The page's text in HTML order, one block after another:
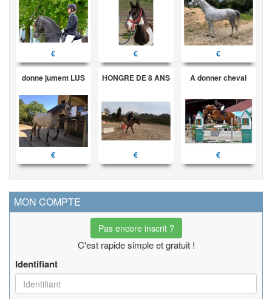
€ € €
donne jument LUS
€
HONGRE DE 8 ANS
€
A donner cheval
€
MON COMPTE
Pas encore inscrit ?
C'est rapide simple et gratuit !
Identifiant